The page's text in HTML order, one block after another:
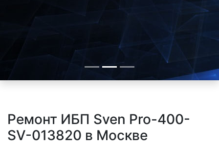
Ремонт ИБП Sven Pro-400-
SV-013820 в Москве